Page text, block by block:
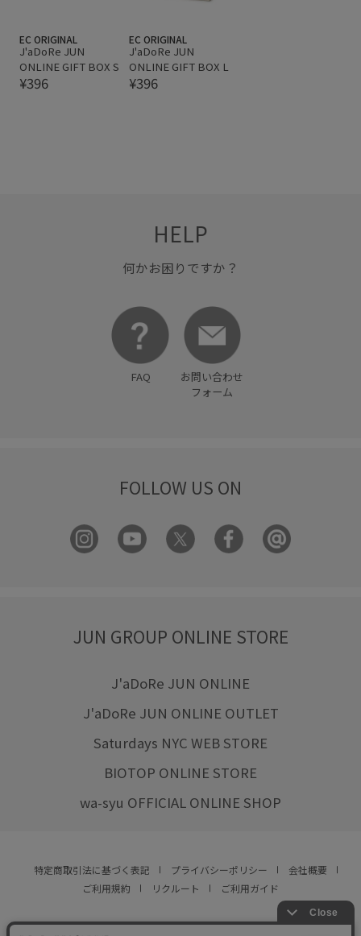
EC ORIGINAL
J'aDoRe JUN
ONLINE GIFT BOX S
¥396
EC ORIGINAL
J'aDoRe JUN
ONLINE GIFT BOX L
¥396
HELP
何かお困りですか？
FAQ
お問い合わせ
フォーム
FOLLOW US ON
JUN GROUP ONLINE STORE
J'aDoRe JUN ONLINE
J'aDoRe JUN ONLINE OUTLET
Saturdays NYC WEB STORE
BIOTOP ONLINE STORE
wa-syu OFFICIAL ONLINE SHOP
特定商取引法に基づく表記 プライバシーポリシー
会社概要
ご利用規約
リクルート ご利用ガイド